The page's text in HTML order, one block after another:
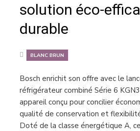
solution éco-
durable
BLANC BRUN
Bosch enrichit son offre avec le
réfrigérateur combiné Série 6
appareil conçu pour concilier
qualité de conservation et
Doté de la classe énergétique A,